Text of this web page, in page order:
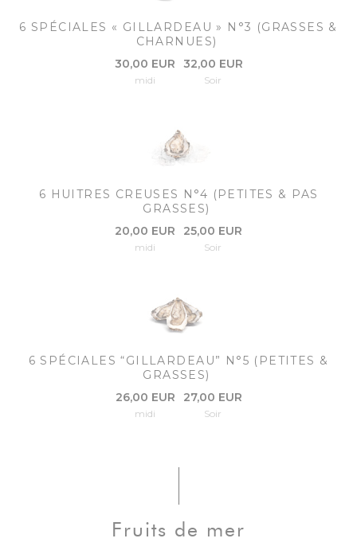
6 SPÉCIALES « GILLARDEAU » N°3 (GRASSES &
CHARNUES)
30,00 EUR
midi
32,00 EUR
Soir
6 HUITRES CREUSES N°4 (PETITES & PAS
GRASSES)
20,00 EUR
midi
25,00 EUR
Soir
6 SPÉCIALES “GILLARDEAU” N°5 (PETITES &
GRASSES)
26,00 EUR
midi
27,00 EUR
Soir
Fruits de mer